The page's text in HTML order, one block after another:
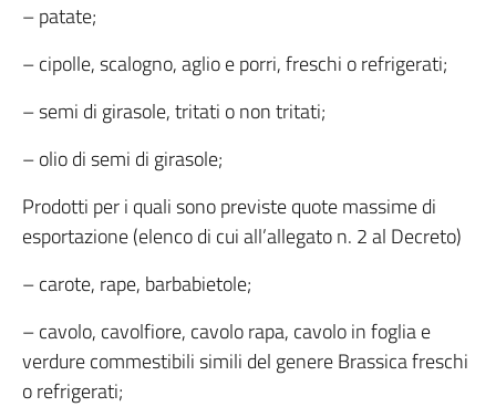
– patate;
– cipolle, scalogno, aglio e porri, freschi o refrigerati;
– semi di girasole, tritati o non tritati;
– olio di semi di girasole;
Prodotti per i quali sono previste quote massime di
esportazione (elenco di cui all’allegato n. 2 al Decreto)
– carote, rape, barbabietole;
– cavolo, cavolfiore, cavolo rapa, cavolo in foglia e
verdure commestibili simili del genere Brassica freschi
o refrigerati;